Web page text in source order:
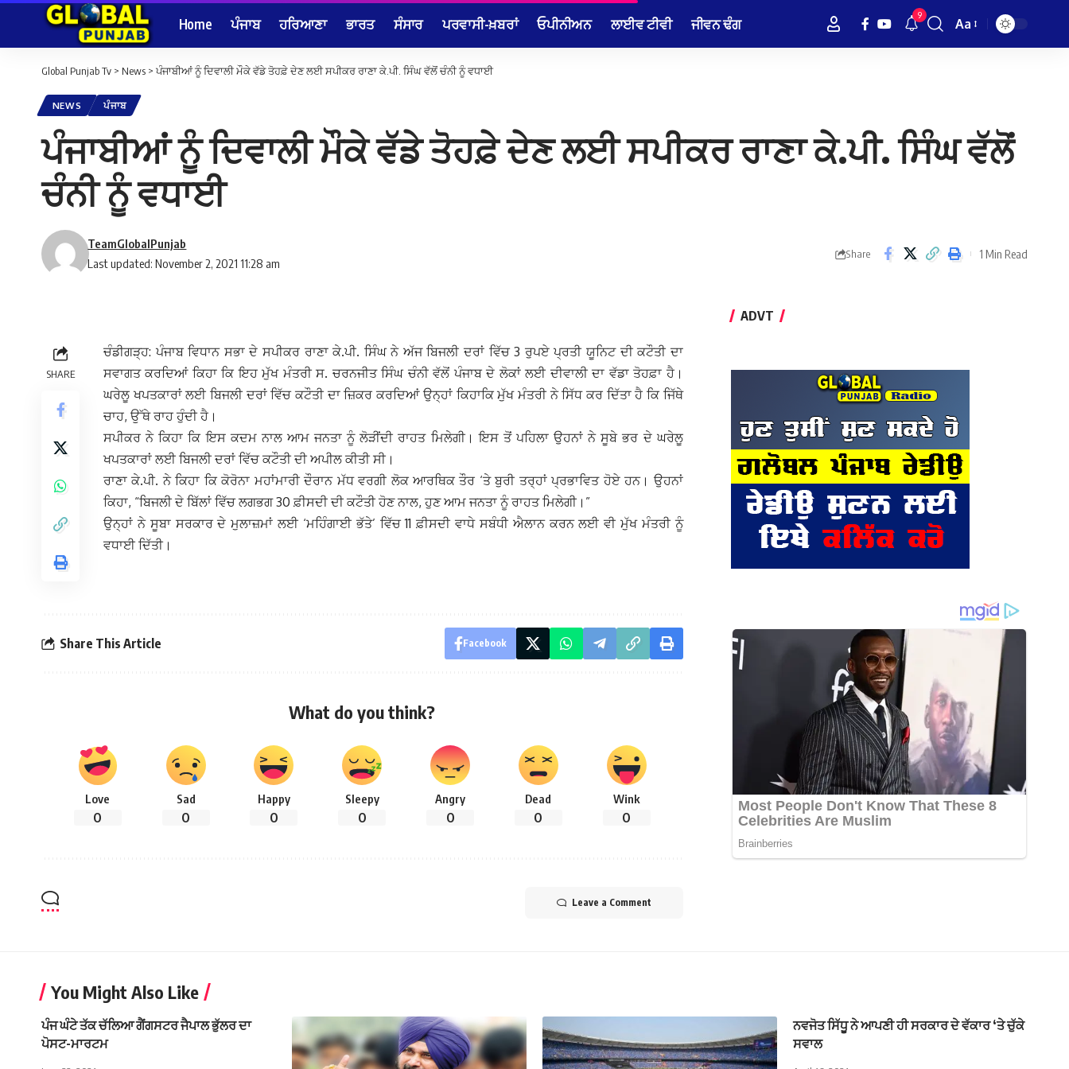
Home ਪੰਜਾਬ ਹਰਿਆਣਾ ਭਾਰਤ ਸੰਸਾਰ ਪਰਵਾਸੀ-ਖ਼ਬਰਾਂ ਓਪੀਨੀਅਨ ਲਾਈਵ ਟੀਵੀ ਜੀਵਨ ਢੰਗ 9
Font
Aa
Global Punjab Tv > News > ਪੰਜਾਬੀਆਂ ਨੂੰ ਦਿਵਾਲੀ ਮੌਕੇ ਵੱਡੇ ਤੋਹਫ਼ੇ ਦੇਣ ਲਈ ਸਪੀਕਰ ਰਾਣਾ ਕੇ.ਪੀ. ਸਿੰਘ ਵੱਲੋਂ ਚੰਨੀ ਨੂੰ ਵਧਾਈ
NEWS ਪੰਜਾਬ
ਪੰਜਾਬੀਆਂ ਨੂੰ ਦਿਵਾਲੀ ਮੌਕੇ ਵੱਡੇ ਤੋਹਫ਼ੇ ਦੇਣ ਲਈ ਸਪੀਕਰ ਰਾਣਾ ਕੇ.ਪੀ. ਸਿੰਘ ਵੱਲੋਂ
ਚੰਨੀ ਨੂੰ ਵਧਾਈ
Last updated: November 2, 2021 11:28 am
TeamGlobalPunjab
Share 1 Min Read
SHARE
ਚੰਡੀਗੜ੍ਹ: ਪੰਜਾਬ ਵਿਧਾਨ ਸਭਾ ਦੇ ਸਪੀਕਰ ਰਾਣਾ ਕੇ.ਪੀ. ਸਿੰਘ ਨੇ ਅੱਜ ਬਿਜਲੀ ਦਰਾਂ ਵਿੱਚ 3 ਰੁਪਏ ਪ੍ਰਤੀ ਯੂਨਿਟ ਦੀ ਕਟੌਤੀ ਦਾ
ਸਵਾਗਤ ਕਰਦਿਆਂ ਕਿਹਾ ਕਿ ਇਹ ਮੁੱਖ ਮੰਤਰੀ ਸ. ਚਰਨਜੀਤ ਸਿੰਘ ਚੰਨੀ ਵੱਲੋਂ ਪੰਜਾਬ ਦੇ ਲੋਕਾਂ ਲਈ ਦੀਵਾਲੀ ਦਾ ਵੱਡਾ ਤੋਹਫ਼ਾ ਹੈ।
ਘਰੇਲੂ ਖਪਤਕਾਰਾਂ ਲਈ ਬਿਜਲੀ ਦਰਾਂ ਵਿੱਚ ਕਟੌਤੀ ਦਾ ਜ਼ਿਕਰ ਕਰਦਿਆਂ ਉਨ੍ਹਾਂ ਕਿਹਾਕਿ ਮੁੱਖ ਮੰਤਰੀ ਨੇ ਸਿੱਧ ਕਰ ਦਿੱਤਾ ਹੈ ਕਿ ਜਿੱਥੇ
ਚਾਹ, ਉੱਥੇ ਰਾਹ ਹੁੰਦੀ ਹੈ।
ਸਪੀਕਰ ਨੇ ਕਿਹਾ ਕਿ ਇਸ ਕਦਮ ਨਾਲ ਆਮ ਜਨਤਾ ਨੂੰ ਲੋੜੀਂਦੀ ਰਾਹਤ ਮਿਲੇਗੀ। ਇਸ ਤੋਂ ਪਹਿਲਾ ਉਹਨਾਂ ਨੇ ਸੂਬੇ ਭਰ ਦੇ ਘਰੇਲੂ
ਖਪਤਕਾਰਾਂ ਲਈ ਬਿਜਲੀ ਦਰਾਂ ਵਿੱਚ ਕਟੌਤੀ ਦੀ ਅਪੀਲ ਕੀਤੀ ਸੀ।
ਰਾਣਾ ਕੇ.ਪੀ. ਨੇ ਕਿਹਾ ਕਿ ਕੋਰੋਨਾ ਮਹਾਂਮਾਰੀ ਦੌਰਾਨ ਮੱਧ ਵਰਗੀ ਲੋਕ ਆਰਥਿਕ ਤੌਰ ‘ਤੇ ਬੁਰੀ ਤਰ੍ਹਾਂ ਪ੍ਰਭਾਵਿਤ ਹੋਏ ਹਨ। ਉਹਨਾਂ
ਕਿਹਾ, “ਬਿਜਲੀ ਦੇ ਬਿੱਲਾਂ ਵਿੱਚ ਲਗਭਗ 30 ਫ਼ੀਸਦੀ ਦੀ ਕਟੌਤੀ ਹੋਣ ਨਾਲ, ਹੁਣ ਆਮ ਜਨਤਾ ਨੂੰ ਰਾਹਤ ਮਿਲੇਗੀ।”
ਉਨ੍ਹਾਂ ਨੇ ਸੂਬਾ ਸਰਕਾਰ ਦੇ ਮੁਲਾਜ਼ਮਾਂ ਲਈ ‘ਮਹਿੰਗਾਈ ਭੱਤੇ’ ਵਿੱਚ 11 ਫ਼ੀਸਦੀ ਵਾਧੇ ਸਬੰਧੀ ਐਲਾਨ ਕਰਨ ਲਈ ਵੀ ਮੁੱਖ ਮੰਤਰੀ ਨੂੰ
ਵਧਾਈ ਦਿੱਤੀ।
Share This Article Facebook
What do you think?
Love
0
Sad
0
Happy
0
Sleepy
0
Angry
0
Dead
0
Wink
0
Leave a Comment
ADVT
You Might Also Like
ਪੰਜ ਘੰਟੇ ਤੱਕ ਚੱਲਿਆ ਗੈਂਗਸਟਰ ਜੈਪਾਲ ਭੁੱਲਰ ਦਾ
ਪੋਸਟ-ਮਾਰਟਮ
ਨਵਜੋਤ ਸਿੱਧੂੁ ਨੇ ਆਪਣੀ ਹੀ ਸਰਕਾਰ ਦੇ ਵੱਕਾਰ ‘ਤੇ ਚੁੱਕੇ
ਸਵਾਲ